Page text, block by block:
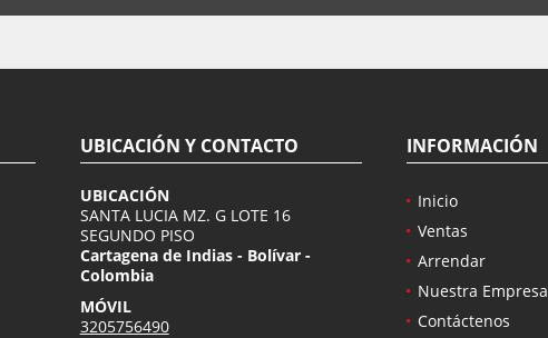
UBICACIÓN Y CONTACTO
UBICACIÓN
SANTA LUCIA MZ. G LOTE 16
SEGUNDO PISO
Cartagena de Indias - Bolívar -
Colombia
MÓVIL
3205756490
INFORMACIÓN
Inicio
Ventas
Arrendar
Nuestra Empresa
Contáctenos